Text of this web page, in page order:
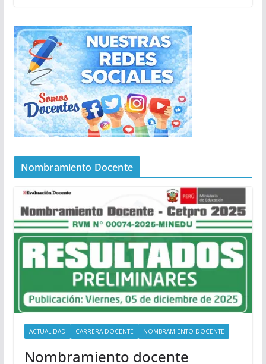
Nombramiento Docente
ACTUALIDAD CARRERA DOCENTE NOMBRAMIENTO DOCENTE
Nombramiento docente